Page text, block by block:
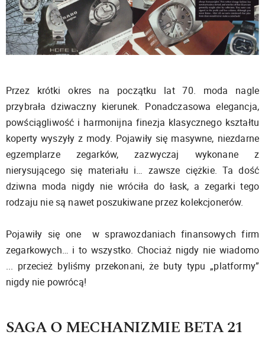
Przez krótki okres na początku lat 70. moda nagle
przybrała dziwaczny kierunek. Ponadczasowa elegancja,
powściągliwość i harmonijna finezja klasycznego kształtu
koperty wyszyły z mody. Pojawiły się masywne, niezdarne
egzemplarze zegarków, zazwyczaj wykonane z
nierysującego się materiału i… zawsze ciężkie. Ta dość
dziwna moda nigdy nie wróciła do łask, a zegarki tego
rodzaju nie są nawet poszukiwane przez kolekcjonerów.
Pojawiły się one w sprawozdaniach finansowych firm
zegarkowych… i to wszystko. Chociaż nigdy nie wiadomo
... przecież byliśmy przekonani, że buty typu „platformy”
nigdy nie powrócą!
SAGA O MECHANIZMIE BETA 21